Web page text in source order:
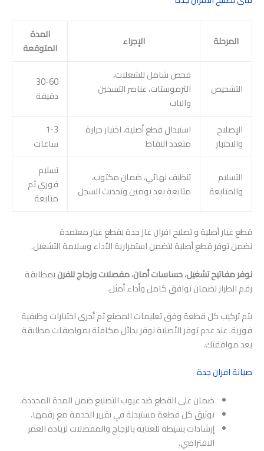
المرحلة الإجراء
المدة
المتوقعة
التشخيص
فحص شامل للشعلات،
الثرموستات، عناصر التسخين
والباب
30-60
دقيقة
الإصلاح
والاختبار
استبدال قطع أصلية، اختبار حرارة
متعدد النقاط
1-3
ساعات
التسليم
والمتابعة
تنظيف نهائي، ضمان مكتوب،
متابعة بعد يومين وتحديث السجل
تسليم
فوري ثم
متابعة
قطع غيار أصلية و تصليح افران غاز جدة بقطع غيار معتمدة
نضمن توفر قطع أصلية لتضمن استمرارية الأداء وسلامة التشغيل.
نوفر مفاتيح تشغيل، حساسات أمان، مفصلات وزجاج للفرنبمطابقة
رقم الطراز لضمان توافق كامل وأداء أمثل.
يتم تركيب كل قطعة وفق تعليمات المصنع ثم تُجرى اختبارات وظيفية
فورية. عند عدم توفر الأصلية نوفر بدائل مكافئة بمواصفات مطابقة
بعد موافقتك.
صيانة افران جدة
ضمان على القطع ضد عيوب التصنيع ضمن المدة المحددة.
توثيق كل قطعة مستبدلة في تقرير الخدمة مع رقمها.
إرشادات بسيطة للعناية بالزجاج والمفصلات لزيادة العمر
الافتراضي.